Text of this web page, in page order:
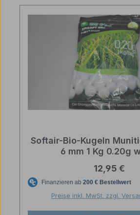
Softair-Bio-Kugeln
6 mm 1 Kg 0.20g
Regulärer
12,95 €
Preise inkl. MwSt. zzgl.